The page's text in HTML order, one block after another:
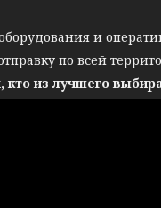
и
по всей
кто из лучшего